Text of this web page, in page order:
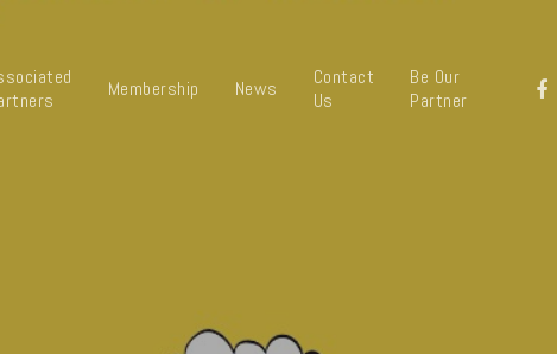
Membership News
Contact
Us
Be Our
Partner